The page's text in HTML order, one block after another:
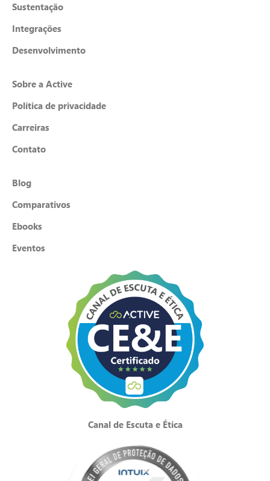
Sustentação
Integrações
Desenvolvimento
Sobre a Active
Política de privacidade
Carreiras
Contato
Blog
Comparativos
Ebooks
Eventos
Canal de Escuta e Ética